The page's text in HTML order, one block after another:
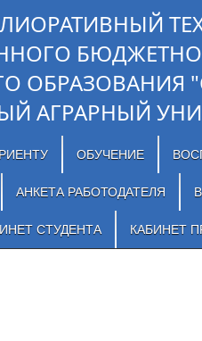
ОБРАЗОВАНИЯ
АГРАРНЫЙ
ОБУЧЕНИЕ
АНКЕТА РАБОТОДАТЕЛЯ
СТУДЕНТА КАБИНЕТ